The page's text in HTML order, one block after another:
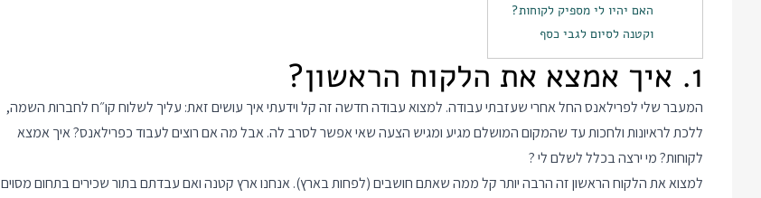
האם יהיו לי מספיק לקוחות?
וקטנה לסיום לגבי כסף
1. איך אמצא את הלקוח הראשון?
המעבר שלי לפרילאנס החל אחרי שעזבתי עבודה. למצוא עבודה חדשה זה קל וידעתי איך עושים זאת: עליך לשלוח קו״ח לחברות השמה,
ללכת לראיונות ולחכות עד שהמקום המושלם מגיע ומגיש הצעה שאי אפשר לסרב לה. אבל מה אם רוצים לעבוד כפרילאנס? איך אמצא
לקוחות? מי ירצה בכלל לשלם לי ?
למצוא את הלקוח הראשון זה הרבה יותר קל ממה שאתם חושבים (לפחות בארץ). אנחנו ארץ קטנה ואם עבדתם בתור שכירים בתחום מסוים